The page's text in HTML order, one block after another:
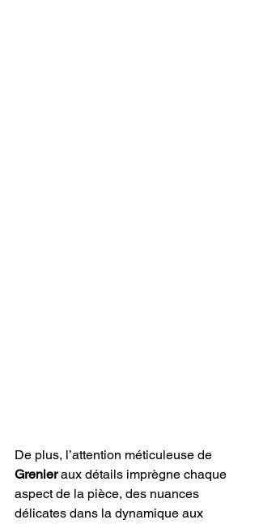
De plus, l’attention méticuleuse de
Grenier aux détails imprègne chaque
aspect de la pièce, des nuances
délicates dans la dynamique aux